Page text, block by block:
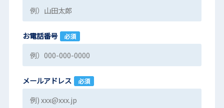
お電話番号 必須
メールアドレス 必須